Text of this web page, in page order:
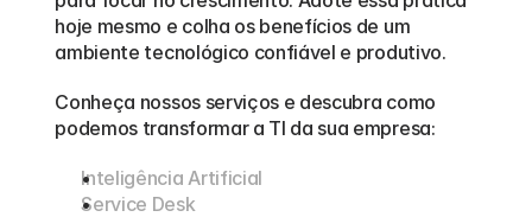
hoje mesmo e colha os benefícios de um
ambiente tecnológico confiável e produtivo.
Conheça nossos serviços e descubra como
podemos transformar a TI da sua empresa:
Inteligência Artificial
Service Desk